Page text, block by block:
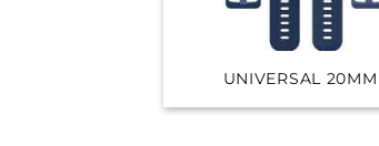
UNIVERSAL 20MM